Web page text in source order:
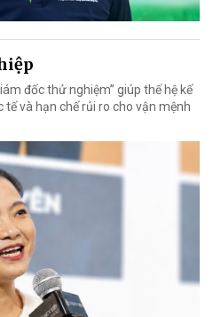
đốc thử nghiệm” giúp thế hệ kế
và hạn chế rủi ro cho vận mệnh